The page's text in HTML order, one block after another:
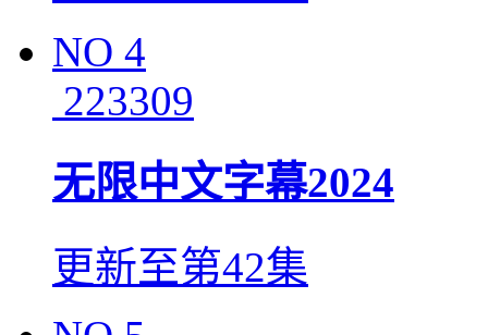
NO 4
223309
无限中文字幕2024
更新至第42集